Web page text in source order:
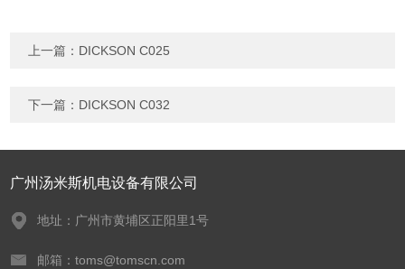
上一篇： DICKSON C025
下一篇： DICKSON C032
广州汤米斯机电设备有限公司
地址：广州市黄埔区正阳里1号
邮箱：toms@tomscn.com